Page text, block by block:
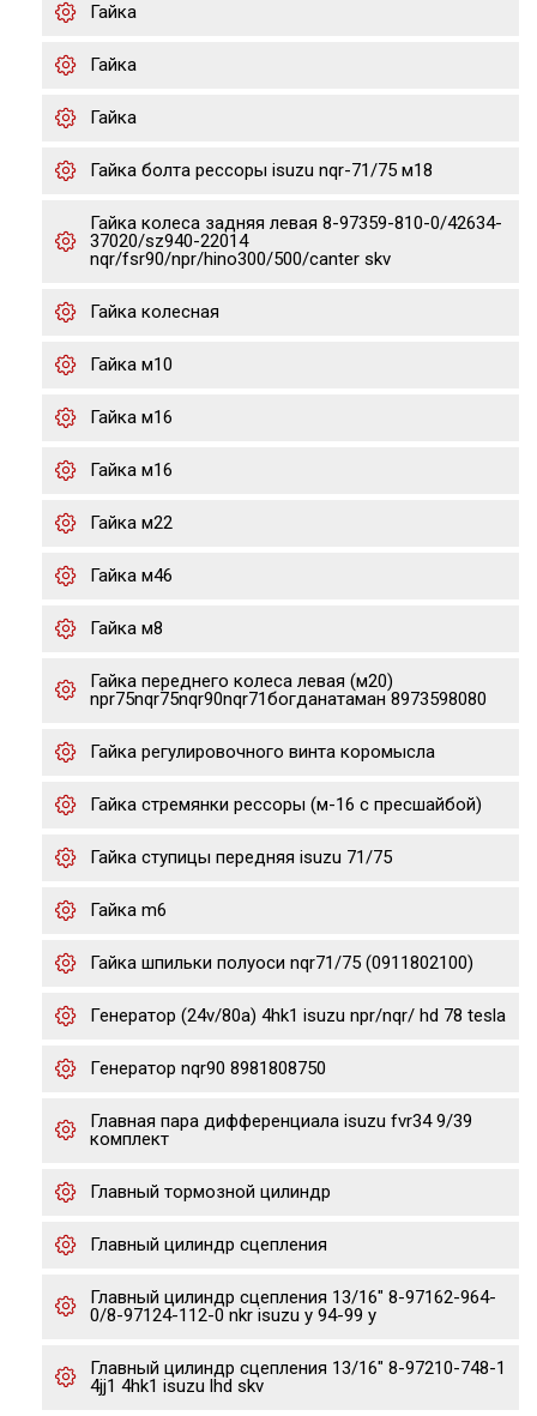
Гайка
Гайка
Гайка
Гайка болта рессоры isuzu nqr-71/75 м18
Гайка колеса задняя левая 8-97359-810-0/42634-
37020/sz940-22014
nqr/fsr90/npr/hino300/500/canter skv
Гайка колесная
Гайка м10
Гайка м16
Гайка м16
Гайка м22
Гайка м46
Гайка м8
Гайка переднего колеса левая (м20)
npr75nqr75nqr90nqr71богданатаман 8973598080
Гайка регулировочного винта коромысла
Гайка стремянки рессоры (м-16 с пресшайбой)
Гайка ступицы передняя isuzu 71/75
Гайка m6
Гайка шпильки полуоси nqr71/75 (0911802100)
Генератор (24v/80a) 4hk1 isuzu npr/nqr/ hd 78 tesla
Генератор nqr90 8981808750
Главная пара дифференциала isuzu fvr34 9/39
комплект
Главный тормозной цилиндр
Главный цилиндр сцепления
Главный цилиндр сцепления 13/16" 8-97162-964-
0/8-97124-112-0 nkr isuzu y 94-99 y
Главный цилиндр сцепления 13/16" 8-97210-748-1
4jj1 4hk1 isuzu lhd skv